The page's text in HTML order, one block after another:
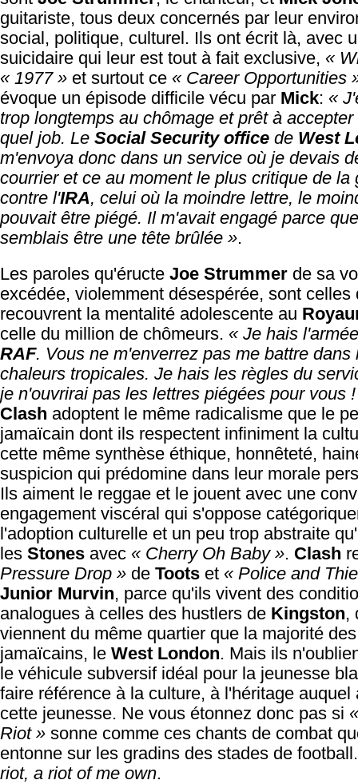
guitariste, tous deux concernés par leur
social, politique, culturel. Ils ont écrit là, avec
suicidaire qui leur est tout à fait exclusive, «
« 1977 » et surtout ce « Career Opportunities
évoque un épisode difficile vécu par Mick: «
trop longtemps au chômage et prêt à
quel job. Le Social Security office de West
m'envoya donc dans un service où je devais
courrier et ce au moment le plus critique de la
contre l'IRA, celui où la moindre lettre, le
pouvait être piégé. Il m'avait engagé parce
semblais être une tête brûlée ».
Les paroles qu'éructe Joe Strummer de sa
excédée, violemment désespérée, sont celles
recouvrent la mentalité adolescente au
celle du million de chômeurs. « Je hais
RAF. Vous ne m'enverrez pas me battre dans
chaleurs tropicales. Je hais les règles du
je n'ouvrirai pas les lettres piégées pour vous
Clash adoptent le même radicalisme que le
jamaïcain dont ils respectent infiniment la
cette même synthèse éthique, honnêteté,
suspicion qui prédomine dans leur morale
Ils aiment le reggae et le jouent avec une
engagement viscéral qui s'oppose
l'adoption culturelle et un peu trop abstraite
les Stones avec « Cherry Oh Baby ». Clash
Pressure Drop » de Toots et « Police and
Junior Murvin, parce qu'ils vivent des
analogues à celles des hustlers de Kingston,
viennent du même quartier que la majorité
jamaïcains, le West London. Mais ils
le véhicule subversif idéal pour la jeunesse
faire référence à la culture, à l'héritage auquel
cette jeunesse. Ne vous étonnez donc pas si
Riot » sonne comme ces chants de combat
entonne sur les gradins des stades de
riot, a riot of me own.